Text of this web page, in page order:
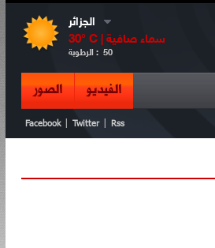
الجزائر
30° C | سماء صافية
الرطوبة : 50
الفيديو الصور
Facebook Twitter Rss